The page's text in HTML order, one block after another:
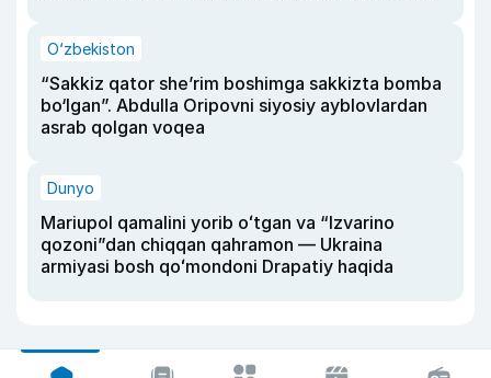
O‘zbekiston
“Sakkiz qator she’rim boshimga sakkizta bomba
bo‘lgan”. Abdulla Oripovni siyosiy ayblovlardan
asrab qolgan voqea
Dunyo
Mariupol qamalini yorib oʻtgan va “Izvarino
qozoni”dan chiqqan qahramon — Ukraina
armiyasi bosh qoʻmondoni Drapatiy haqida